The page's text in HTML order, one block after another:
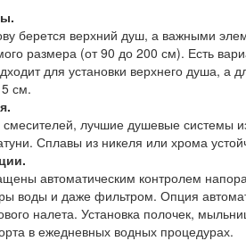
берется верхний душ, а важными
размера (от 90 до 200 см). Есть
для установки верхнего душа, а
см.
лучшие душевые системы
Сплавы из никеля или хрома
автоматическим контролем
воды и даже фильтром. Опция
налета. Установка полочек,
в ежедневных водных процедурах.